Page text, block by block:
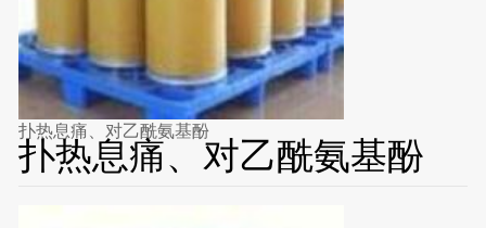
扑热息痛、对乙酰氨基酚
扑热息痛、对乙酰氨基酚